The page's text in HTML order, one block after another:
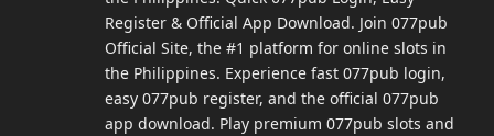
Register & Official App Download. Join 077pub
Official Site, the #1 platform for online slots in
the Philippines. Experience fast 077pub login,
easy 077pub register, and the official 077pub
app download. Play premium 077pub slots and